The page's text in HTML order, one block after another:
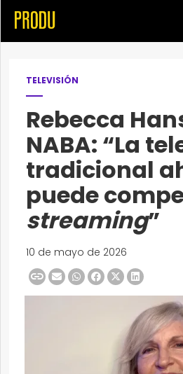
TELEVISIÓN
Rebecca
NABA: “La
tradicional
puede
streaming”
10 de mayo de 2026